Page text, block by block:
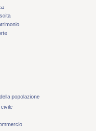
popolazione
civile